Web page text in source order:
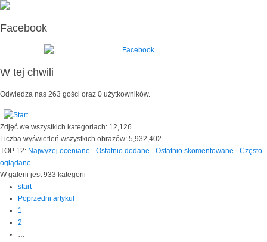
Facebook
W tej chwili
Odwiedza nas 263 gości oraz 0 użytkowników.
Zdjęć we wszystkich kategoriach: 12,126
Liczba wyświetleń wszystkich obrazów: 5,932,402
TOP 12: Najwyżej oceniane - Ostatnio dodane - Ostatnio skomentowane - Często
oglądane
W galerii jest 933 kategorii
start
Poprzedni artykuł
1
2
…